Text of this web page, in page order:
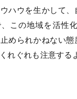
ウハウを生かして
この地域を活性
められかねない
れぐれも注意する